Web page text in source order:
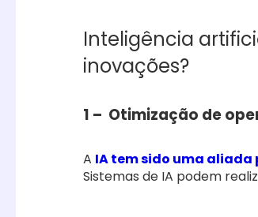
Inteligência
inovações?
1 – Otimização de
A IA tem sido uma aliada
Sistemas de IA podem